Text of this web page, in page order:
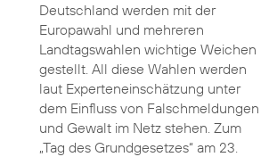
Deutschland werden mit der
Europawahl und mehreren
Landtagswahlen wichtige Weichen
gestellt. All diese Wahlen werden
laut Experteneinschätzung unter
dem Einfluss von Falschmeldungen
und Gewalt im Netz stehen. Zum
„Tag des Grundgesetzes“ am 23.